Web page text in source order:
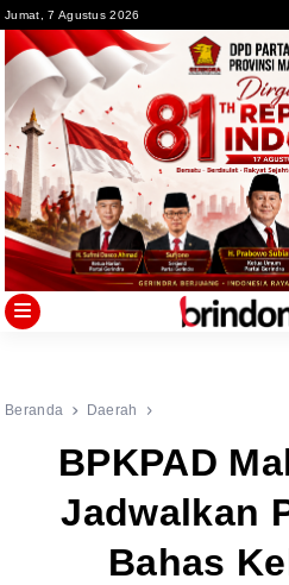
to
content
Jumat, 7 Agustus 2026
Beranda Daerah
BPKPAD
Jadwalkan
Bahas